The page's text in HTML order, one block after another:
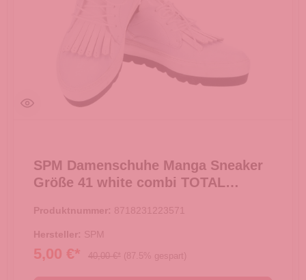
SPM Damenschuhe Manga Sneaker
Größe 41 white combi TOTAL
Produktnummer: 8718231223571
Hersteller: SPM
5,00 €* 40,00 €* (87.5% gespart)